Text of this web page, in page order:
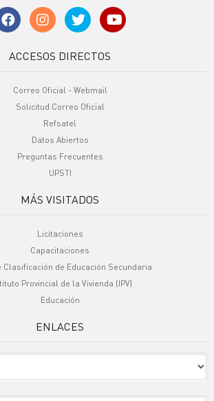
ACCESOS DIRECTOS
Correo Oficial - Webmail
Solicitud Correo Oficial
Refsatel
Datos Abiertos
Preguntas Frecuentes
UPSTI
MÁS VISITADOS
Licitaciones
Capacitaciones
Clasificación de Educación Secundaria
Provincial de la Vivienda (IPV)
Educación
ENLACES